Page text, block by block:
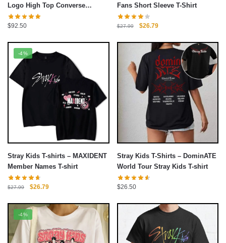
Logo High Top Converse
Sneaker
$92.50
Fans Short Sleeve T-Shirt
$27.99
Giá
là:
$27.99.
$26.79Giá
tại
là:
$26.79.
-4%
Stray Kids T-shirts – MAXIDENT
Member Names T-shirt
$27.99
Giá
là:
$27.99.
$26.79Giá
tại
là:
Stray Kids T-Shirts – DominATE
World Tour Stray Kids T-shirt
$26.50
-4%